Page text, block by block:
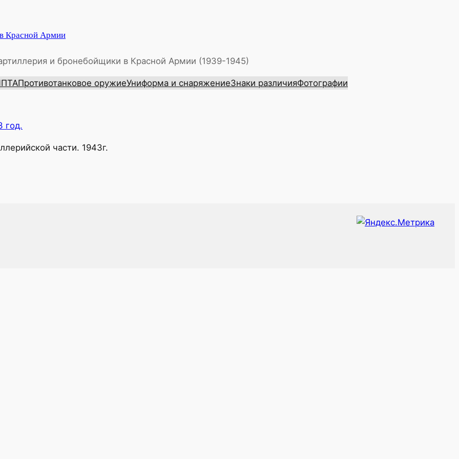
в Красной Армии
и бронебойщики в Красной Армии (1939-1945)
Противотанковое оружиеУниформа и снаряжениеЗнаки различияФотографии
части. 1943г.